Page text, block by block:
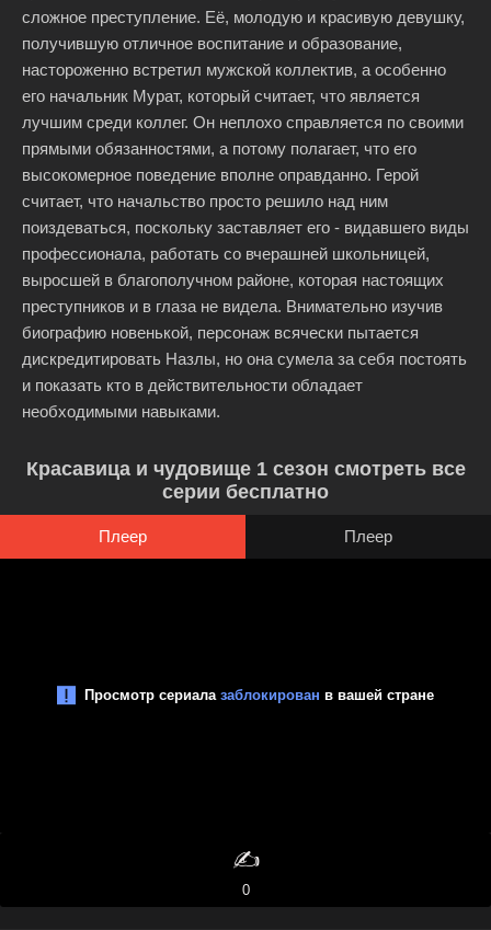
сложное преступление. Её, молодую и красивую девушку,
получившую отличное воспитание и образование,
настороженно встретил мужской коллектив, а особенно
его начальник Мурат, который считает, что является
лучшим среди коллег. Он неплохо справляется по своими
прямыми обязанностями, а потому полагает, что его
высокомерное поведение вполне оправданно. Герой
считает, что начальство просто решило над ним
поиздеваться, поскольку заставляет его - видавшего виды
профессионала, работать со вчерашней школьницей,
выросшей в благополучном районе, которая настоящих
преступников и в глаза не видела. Внимательно изучив
биографию новенькой, персонаж всячески пытается
дискредитировать Назлы, но она сумела за себя постоять
и показать кто в действительности обладает
необходимыми навыками.
Красавица и чудовище 1 сезон смотреть все
серии бесплатно
Плеер Плеер
✍️
0